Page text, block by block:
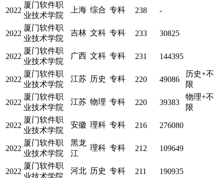
2022
厦门软件职
业技术学院
上海 综合 专科 238 -
2022
厦门软件职
业技术学院
吉林 文科 专科 233 30825
2022
厦门软件职
业技术学院
广西 文科 专科 231 144395
2022
厦门软件职
业技术学院
江苏 历史 专科 220 49086
历史+不
限
2022
厦门软件职
业技术学院
江苏 物理 专科 220 39383
物理+不
限
2022
厦门软件职
业技术学院
安徽 理科 专科 216 276080
2022
厦门软件职
业技术学院
黑龙
江
理科 专科 212 109649
2022
厦门软件职
业技术学院
河北 历史 专科 211 190935